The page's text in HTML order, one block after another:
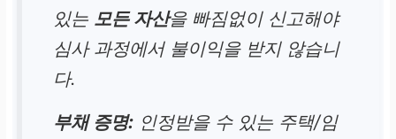
있는 모든 자산을 빠짐없이 신고해야
심사 과정에서 불이익을 받지 않습니
다.
부채 증명: 인정받을 수 있는 주택/임